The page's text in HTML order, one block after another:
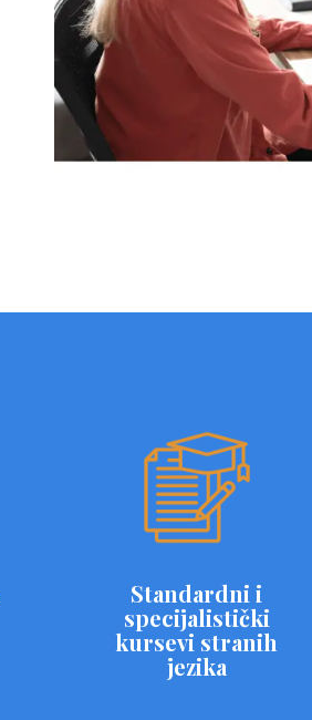
Standardni i
specijalistički
kursevi stranih
jezika